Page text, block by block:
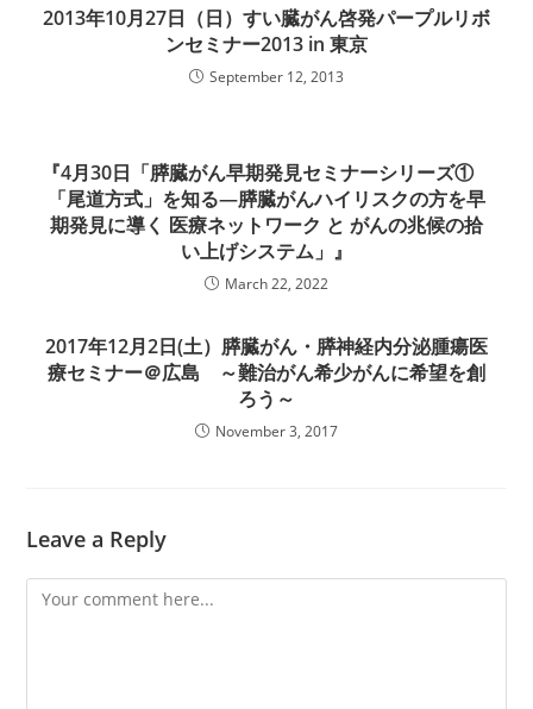
2013年10月27日（日）すい臓がん啓発パープルリボ
ンセミナー2013 in 東京
September 12, 2013
『4月30日「膵臓がん早期発見セミナーシリーズ①
「尾道方式」を知る―膵臓がんハイリスクの方を早
期発見に導く 医療ネットワーク と がんの兆候の拾
い上げシステム」』
March 22, 2022
2017年12月2日(土）膵臓がん・膵神経内分泌腫瘍医
療セミナー＠広島 ～難治がん希少がんに希望を創
ろう～
November 3, 2017
Leave a Reply
Comment